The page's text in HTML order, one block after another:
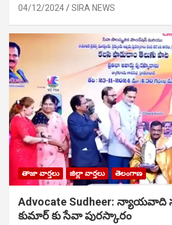
04/12/2024 SIRA NEWS
తాజా వార్తలు జిల్లా వార్తలు తెలంగాణ
Advocate Sudheer: న్యాయవాది
కుమార్ కు సేవా పురస్కారం